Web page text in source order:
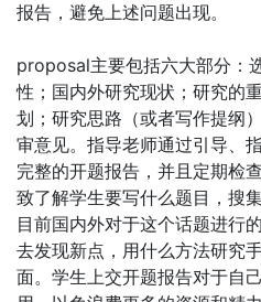
报告，避免上述问题出现。
proposal主要包括六大部分：
性；国内外研究现状；研究的
划；研究思路（或者写作提纲）
审意见。指导老师通过引导、
完整的开题报告，并且定期检
致了解学生要写什么题目，搜
目前国内外对于这个话题进行
去发现新点，用什么方法研究
面。学生上交开题报告对于自